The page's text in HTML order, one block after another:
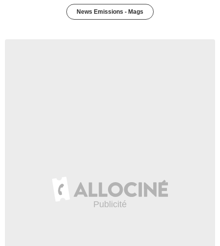
News Emissions - Mags